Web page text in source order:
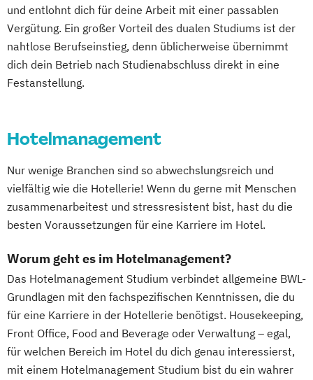
und entlohnt dich für deine Arbeit mit einer passablen
Vergütung. Ein großer Vorteil des dualen Studiums ist der
nahtlose Berufseinstieg, denn üblicherweise übernimmt
dich dein Betrieb nach Studienabschluss direkt in eine
Festanstellung.
Hotelmanagement
Nur wenige Branchen sind so abwechslungsreich und
vielfältig wie die Hotellerie! Wenn du gerne mit Menschen
zusammenarbeitest und stressresistent bist, hast du die
besten Voraussetzungen für eine Karriere im Hotel.
Worum geht es im Hotelmanagement?
Das Hotelmanagement Studium verbindet allgemeine BWL-
Grundlagen mit den fachspezifischen Kenntnissen, die du
für eine Karriere in der Hotellerie benötigst. Housekeeping,
Front Office, Food and Beverage oder Verwaltung – egal,
für welchen Bereich im Hotel du dich genau interessierst,
mit einem Hotelmanagement Studium bist du ein wahrer